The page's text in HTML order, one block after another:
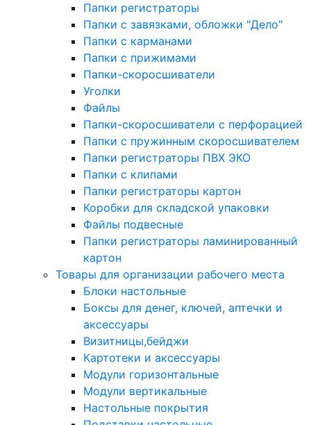
Папки регистраторы
Папки с завязками, обложки "Дело"
Папки с карманами
Папки с прижимами
Папки-скоросшиватели
Уголки
Файлы
Папки-скоросшиватели с перфорацией
Папки с пружинным скоросшивателем
Папки регистраторы ПВХ ЭКО
Папки с клипами
Папки регистраторы картон
Коробки для складской упаковки
Файлы подвесные
Папки регистраторы ламинированный
картон
Товары для организации рабочего места
Блоки настольные
Боксы для денег, ключей, аптечки и
аксессуары
Визитницы,бейджи
Картотеки и аксессуары
Модули горизонтальные
Модули вертикальные
Настольные покрытия